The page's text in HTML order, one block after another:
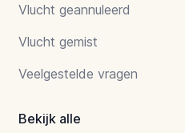
Vlucht geannuleerd
Vlucht gemist
Veelgestelde vragen
Bekijk alle